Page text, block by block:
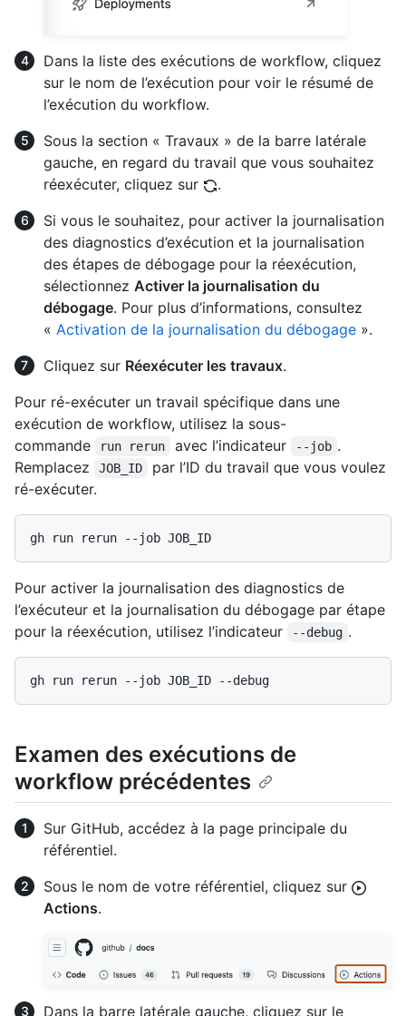
Dans la liste des exécutions de workflow, cliquez
sur le nom de l’exécution pour voir le résumé de
l’exécution du workflow.
Sous la section « Travaux » de la barre latérale
gauche, en regard du travail que vous souhaitez
réexécuter, cliquez sur
.
Si vous le souhaitez, pour activer la journalisation
des diagnostics d’exécution et la journalisation
des étapes de débogage pour la réexécution,
sélectionnez Activer la journalisation du
débogage. Pour plus d’informations, consultez
« Activation de la journalisation du débogage ».
Cliquez sur Réexécuter les travaux.
Pour ré-exécuter un travail spécifique dans une
exécution de workflow, utilisez la sous-
commande
run rerun avec l’indicateur --job .
Remplacez
JOB_ID
par l’ID du travail que vous voulez
ré-exécuter.
Pour activer la journalisation des diagnostics de
l’exécuteur et la journalisation du débogage par étape
pour la réexécution, utilisez l’indicateur
--debug .
Examen des exécutions de
workflow précédentes
Sur GitHub, accédez à la page principale du
référentiel.
Sous le nom de votre référentiel, cliquez sur
Actions.
Dans la barre latérale gauche, cliquez sur le